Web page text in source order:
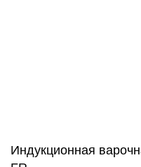
Индукционная